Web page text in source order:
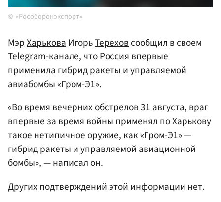
«Рособоронэкспорт»
МэрХарьковаИгорьТереховсообщил в своем
Telegram-канале, что Россия впервые
применила гибрид ракеты и управляемой
авиабомбы «Гром-Э1».
«Во время вечерних обстрелов 31 августа, враг
впервые за время войны применял по Харькову
такое нетипичное оружие, как «Гром-Э1» —
гибрид ракеты и управляемой авиационной
бомбы», — написал он.
Других подтверждений этой информации нет.